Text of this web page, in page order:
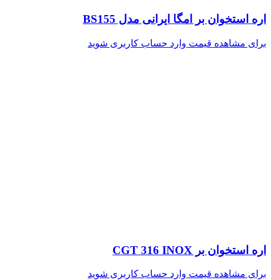
اره استخوان بر امگا ایرانی مدل BS155
برای مشاهده قیمت وارد حساب کاربری شوید
اره استخوان بر CGT 316 INOX
برای مشاهده قیمت وارد حساب کاربری شوید